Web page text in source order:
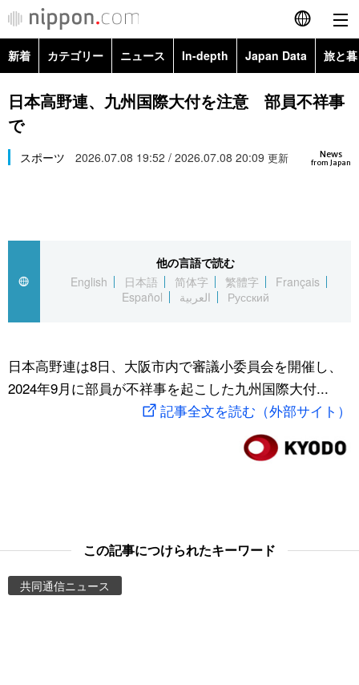
English
简体字
Русский
カテゴリー
経済・ビジネス
国際
文化
トップ
アーカイブ
In-depth
Japan Data
動画/Live
新着 カテゴリー ニュース In-depth Japan Data 旅と
政治・外交
経済・ビジネス
スポーツ・東京2020
Topics
日本高野連、九州国際大付を注意 部員不祥事
で
News
from Japan
スポーツ 2026.07.08 19:52 / 2026.07.08 20:09 更新
他の言語で読む
English
日本語 简体字 繁體字
Français
Español
العربية Русский
日本高野連は8日、大阪市内で審議小委員会を開催し、
2024年9月に部員が不祥事を起こした九州国際大付...
記事全文を読む（外部サイト）
この記事につけられたキーワード
共同通信ニュース